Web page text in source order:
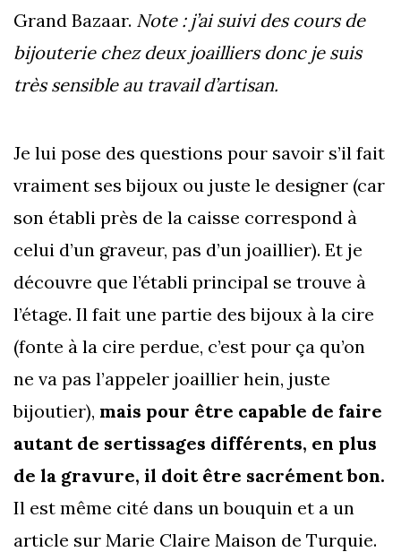
Grand Bazaar. Note : j’ai suivi des cours de
bijouterie chez deux joailliers donc je suis
très sensible au travail d’artisan.
Je lui pose des questions pour savoir s’il fait
vraiment ses bijoux ou juste le designer (car
son établi près de la caisse correspond à
celui d’un graveur, pas d’un joaillier). Et je
découvre que l’établi principal se trouve à
l’étage. Il fait une partie des bijoux à la cire
(fonte à la cire perdue, c’est pour ça qu’on
ne va pas l’appeler joaillier hein, juste
bijoutier), mais pour être capable de faire
autant de sertissages différents, en plus
de la gravure, il doit être sacrément bon.
Il est même cité dans un bouquin et a un
article sur Marie Claire Maison de Turquie.